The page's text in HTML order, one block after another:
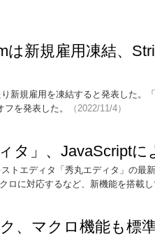
は新規雇用凍結、
新規雇用を凍結すると発表した。
を発表した。
（2022/11/4）
ィタ」、JavaScript
トエディタ「秀丸エディタ」の最
ロに対応するなど、新機能を搭載
、マクロ機能も標